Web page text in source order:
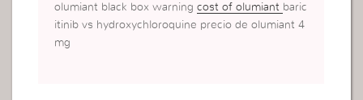
olumiant black box warningcost of olumiant baric
itinib vs hydroxychloroquine precio de olumiant 4
mg